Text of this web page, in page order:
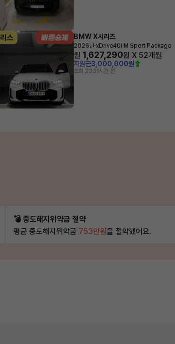
리스 BMW X시리즈
2026년·xDrive40i M Sport Package
월 1,627,290원 X 52개월
지원금3,000,000원
조회 2331시간 전
💣 중도해지위약금 절약
평균 중도해지위약금 753만원을 절약했어요.